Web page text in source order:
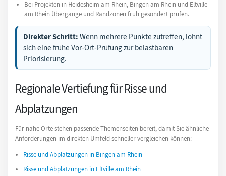
Bei Projekten in Heidesheim am Rhein, Bingen am Rhein und Eltville
am Rhein Übergänge und Randzonen früh gesondert prüfen.
Direkter Schritt: Wenn mehrere Punkte zutreffen, lohnt
sich eine frühe Vor-Ort-Prüfung zur belastbaren
Priorisierung.
Regionale Vertiefung für Risse und
Abplatzungen
Für nahe Orte stehen passende Themenseiten bereit, damit Sie ähnliche
Anforderungen im direkten Umfeld schneller vergleichen können:
Risse und Abplatzungen in Bingen am Rhein
Risse und Abplatzungen in Eltville am Rhein